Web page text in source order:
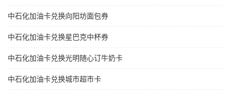
中石化加油卡兑换向阳坊面包券
中石化加油卡兑换星巴克中杯券
中石化加油卡兑换光明随心订牛奶卡
中石化加油卡兑换城市超市卡